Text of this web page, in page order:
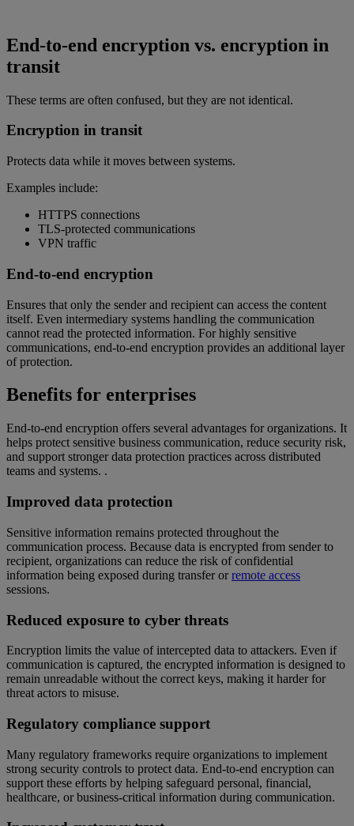
End-to-end encryption vs. encryption in
transit
These terms are often confused, but they are not identical.
Encryption in transit
Protects data while it moves between systems.
Examples include:
HTTPS connections
TLS-protected communications
VPN traffic
End-to-end encryption
Ensures that only the sender and recipient can access the content
itself. Even intermediary systems handling the communication
cannot read the protected information. For highly sensitive
communications, end-to-end encryption provides an additional layer
of protection.
Benefits for enterprises
End-to-end encryption offers several advantages for organizations. It
helps protect sensitive business communication, reduce security risk,
and support stronger data protection practices across distributed
teams and systems. .
Improved data protection
Sensitive information remains protected throughout the
communication process. Because data is encrypted from sender to
recipient, organizations can reduce the risk of confidential
information being exposed during transfer orremote access
sessions.
Reduced exposure to cyber threats
Encryption limits the value of intercepted data to attackers. Even if
communication is captured, the encrypted information is designed to
remain unreadable without the correct keys, making it harder for
threat actors to misuse.
Regulatory compliance support
Many regulatory frameworks require organizations to implement
strong security controls to protect data. End-to-end encryption can
support these efforts by helping safeguard personal, financial,
healthcare, or business-critical information during communication.